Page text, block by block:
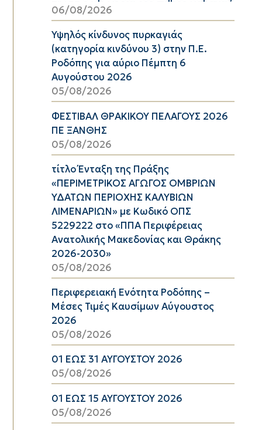
06/08/2026
Υψηλός κίνδυνος πυρκαγιάς
(κατηγορία κινδύνου 3) στην Π.Ε.
Ροδόπης για αύριο Πέμπτη 6
Αυγούστου 2026
05/08/2026
ΦΕΣΤΙΒΑΛ ΘΡΑΚΙΚΟΥ ΠΕΛΑΓΟΥΣ 2026
ΠΕ ΞΑΝΘΗΣ
05/08/2026
τίτλο Ένταξη της Πράξης
«ΠΕΡΙΜΕΤΡΙΚΟΣ ΑΓΩΓΟΣ ΟΜΒΡΙΩΝ
ΥΔΑΤΩΝ ΠΕΡΙΟΧΗΣ ΚΑΛΥΒΙΩΝ
ΛΙΜΕΝΑΡΙΩΝ» με Κωδικό ΟΠΣ
5229222 στο «ΠΠΑ Περιφέρειας
Ανατολικής Μακεδονίας και Θράκης
2026-2030»
05/08/2026
Περιφερειακή Ενότητα Ροδόπης –
Μέσες Τιμές Καυσίμων Αύγουστος
2026
05/08/2026
01 ΕΩΣ 31 ΑΥΓΟΥΣΤΟΥ 2026
05/08/2026
01 ΕΩΣ 15 ΑΥΓΟΥΣΤΟΥ 2026
05/08/2026